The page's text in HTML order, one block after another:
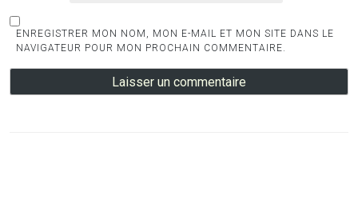
ENREGISTRER MON NOM, MON E-MAIL ET MON SITE DANS LE
NAVIGATEUR POUR MON PROCHAIN COMMENTAIRE.